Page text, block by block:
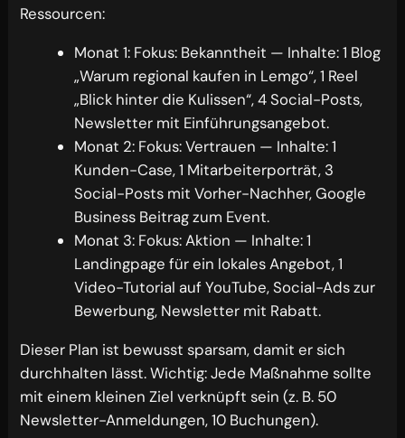
Ressourcen:
Monat 1: Fokus: Bekanntheit — Inhalte: 1 Blog
„Warum regional kaufen in Lemgo“, 1 Reel
„Blick hinter die Kulissen“, 4 Social-Posts,
Newsletter mit Einführungsangebot.
Monat 2: Fokus: Vertrauen — Inhalte: 1
Kunden-Case, 1 Mitarbeiterporträt, 3
Social-Posts mit Vorher-Nachher, Google
Business Beitrag zum Event.
Monat 3: Fokus: Aktion — Inhalte: 1
Landingpage für ein lokales Angebot, 1
Video-Tutorial auf YouTube, Social-Ads zur
Bewerbung, Newsletter mit Rabatt.
Dieser Plan ist bewusst sparsam, damit er sich
durchhalten lässt. Wichtig: Jede Maßnahme sollte
mit einem kleinen Ziel verknüpft sein (z. B. 50
Newsletter-Anmeldungen, 10 Buchungen).